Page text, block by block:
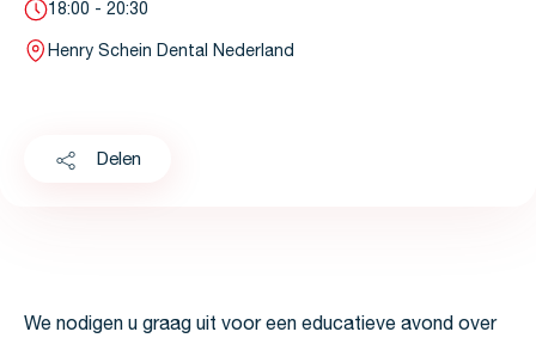
18:00 - 20:30
Henry Schein Dental Nederland
Delen
We nodigen u graag uit voor een educatieve avond over